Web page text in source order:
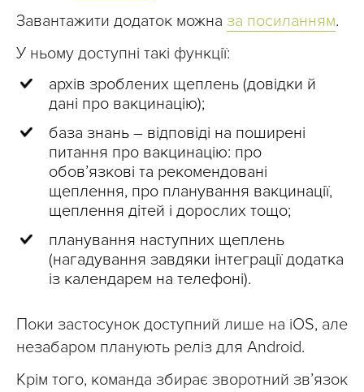
Завантажити додаток можна за посиланням.
У ньому доступні такі функції:
архів зроблених щеплень (довідки й
дані про вакцинацію);
база знань – відповіді на поширені
питання про вакцинацію: про
обов’язкові та рекомендовані
щеплення, про планування вакцинації,
щеплення дітей і дорослих тощо;
планування наступних щеплень
(нагадування завдяки інтеграції додатка
із календарем на телефоні).
Поки застосунок доступний лише на iOS, але
незабаром планують реліз для Android.
Крім того, команда збирає зворотний зв’язок